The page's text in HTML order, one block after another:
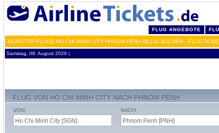
FLUG ANGEBOTE
NONSTOP FLÜGE HO CHI MINH CITY PHNOM PENH BILLIG BUCHEN -
Samstag, 08. August 2026 ¦
FLUG VON HO CHI MINH CITY NACH PHNOM PENH
VON: NACH: